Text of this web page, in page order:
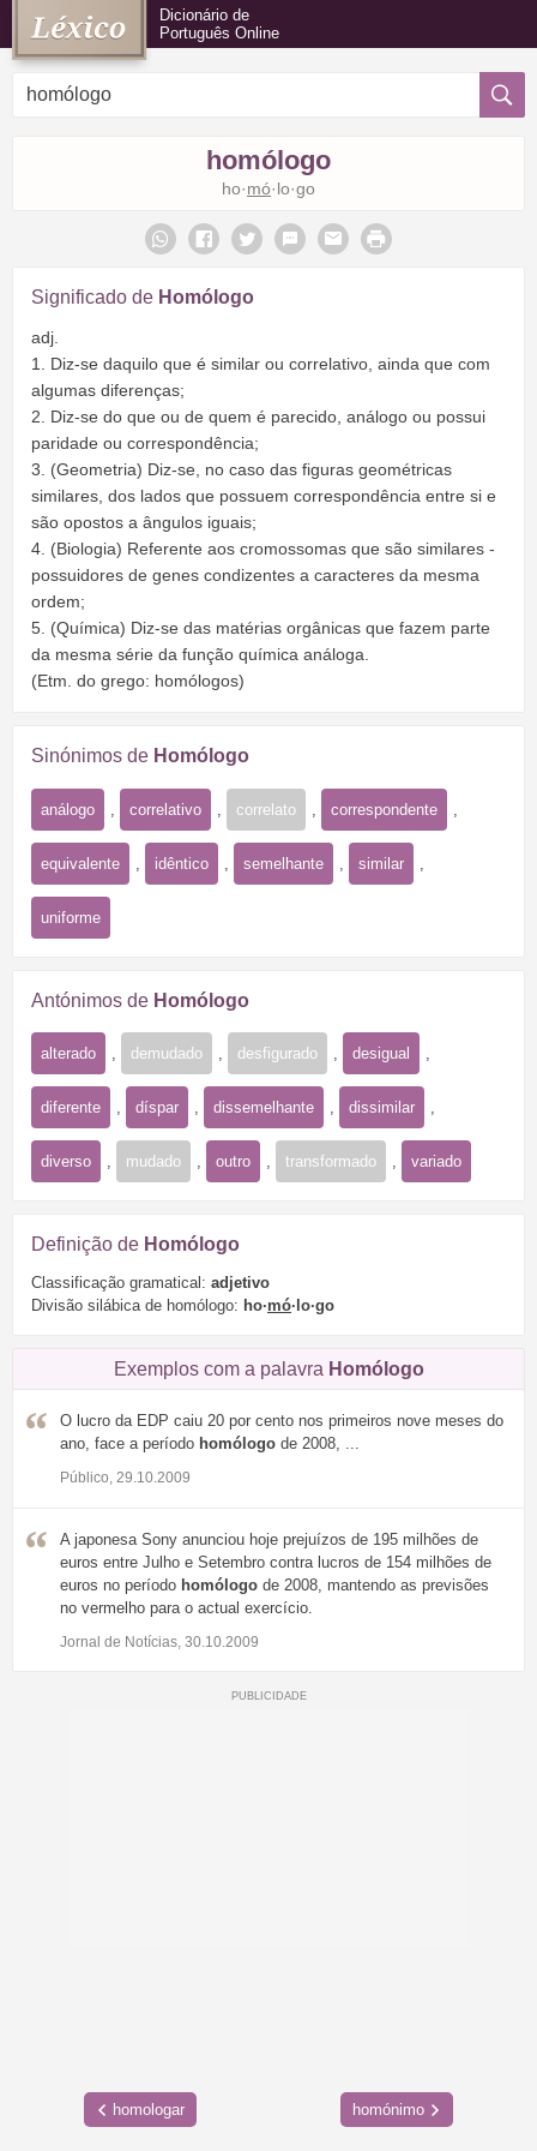
Dicionário de
Português Online
homólogo
ho·mó·lo·go
Significado de Homólogo
adj.
1. Diz-se daquilo que é similar ou correlativo, ainda que com
algumas diferenças;
2. Diz-se do que ou de quem é parecido, análogo ou possui
paridade ou correspondência;
3. (Geometria) Diz-se, no caso das figuras geométricas
similares, dos lados que possuem correspondência entre si e
são opostos a ângulos iguais;
4. (Biologia) Referente aos cromossomas que são similares -
possuidores de genes condizentes a caracteres da mesma
ordem;
5. (Química) Diz-se das matérias orgânicas que fazem parte
da mesma série da função química análoga.
(Etm. do grego: homólogos)
Sinónimos de Homólogo
análogo correlativo correlato correspondente
equivalente idêntico semelhante similar
uniforme
Antónimos de Homólogo
alterado , demudado , desfigurado , desigual ,
diferente , díspar , dissemelhante , dissimilar ,
diverso , mudado , outro , transformado , variado
Definição de Homólogo
Classificação gramatical: adjetivo
Divisão silábica de homólogo: ho·mó·lo·go
Exemplos com a palavra Homólogo
O lucro da EDP caiu 20 por cento nos primeiros nove meses do
ano, face a período homólogo de 2008, ...
Público, 29.10.2009
A japonesa Sony anunciou hoje prejuízos de 195 milhões de
euros entre Julho e Setembro contra lucros de 154 milhões de
euros no período homólogo de 2008, mantendo as previsões
no vermelho para o actual exercício.
Jornal de Notícias, 30.10.2009
homologar homónimo